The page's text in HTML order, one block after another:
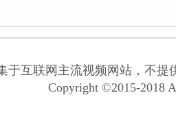
于互联网主流视频网站，不
Copyright ©2015-2018